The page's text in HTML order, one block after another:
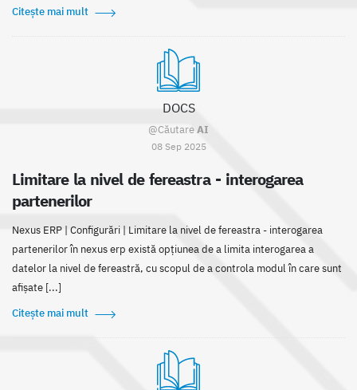
Citește mai mult
DOCS
@CăutareAI
08 Sep 2025
Limitare la nivel de fereastra - interogarea
partenerilor
Nexus ERP | Configurări | Limitare la nivel de fereastra - interogarea
partenerilor în nexus erp există opțiunea de a limita interogarea a
datelor la nivel de fereastră, cu scopul de a controla modul în care sunt
afișate [...]
Citește mai mult